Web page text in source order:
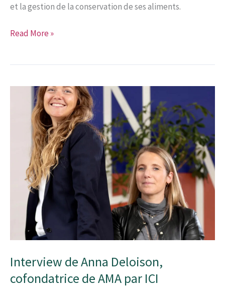
et la gestion de la conservation de ses aliments.
Interview
Bourrec,
cofondateur
BIOTYFOOD®,
AGRIFOOD
Read More »
Interview de Anna Deloison,
cofondatrice de AMA par ICI